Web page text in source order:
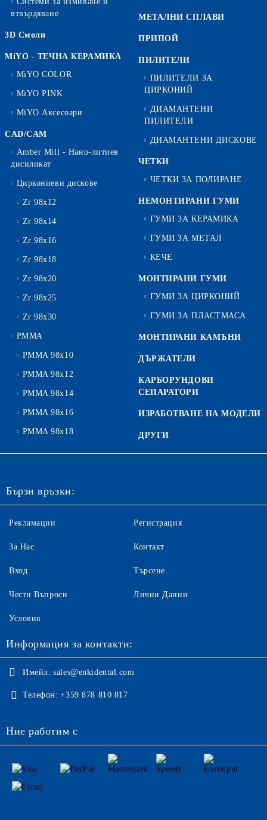
втвърдяване
3D Смоли
MiYO - ТЕЧНА КЕРАМИКА
MiYO COLOR
MiYO PINK
MiYO Аксесоари
CAD/CAM
Amber Mill - Нано-литиев
дисиликат
Циркониеви дискове
Zr 98x12
Zr 98x14
Zr 98x16
Zr 98x18
Zr 98x20
Zr 98x25
Zr 98x30
PMMA
PMMA 98x10
PMMA 98x12
PMMA 98x14
PMMA 98x16
PMMA 98x18
МЕТАЛНИ СПЛАВИ
ПРИПОЙ
ПИЛИТЕЛИ
ПИЛИТЕЛИ ЗА
ЦИРКОНИЙ
ДИАМАНТЕНИ
ПИЛИТЕЛИ
ДИАМАНТЕНИ ДИСКОВЕ
ЧЕТКИ
ЧЕТКИ ЗА ПОЛИРАНЕ
НЕМОНТИРАНИ ГУМИ
ГУМИ ЗА КЕРАМИКА
ГУМИ ЗА МЕТАЛ
КЕЧЕ
МОНТИРАНИ ГУМИ
ГУМИ ЗА ЦИРКОНИЙ
ГУМИ ЗА ПЛАСТМАСА
МОНТИРАНИ КАМЪНИ
ДЪРЖАТЕЛИ
КАРБОРУНДОВИ
СЕПАРАТОРИ
ИЗРАБОТВАНЕ НА МОДЕЛИ
ДРУГИ
Бързи връзки:
Рекламации
За Нас
Вход
Чести Въпроси
Регистрация
Контакт
Търсене
Лични Данни
Условия
Информация за контакти:
Имейл: sales@enkidental.com
Телефон: +359 878 810 817
Ние работим с